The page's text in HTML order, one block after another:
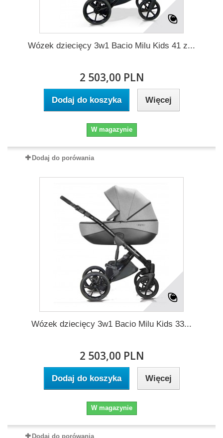
Wózek dziecięcy 3w1 Bacio Milu Kids 41 z...
2 503,00 PLN
Dodaj do koszyka Więcej
W magazynie
Dodaj do porówania
Wózek dziecięcy 3w1 Bacio Milu Kids 33...
2 503,00 PLN
Dodaj do koszyka Więcej
W magazynie
Dodaj do porówania